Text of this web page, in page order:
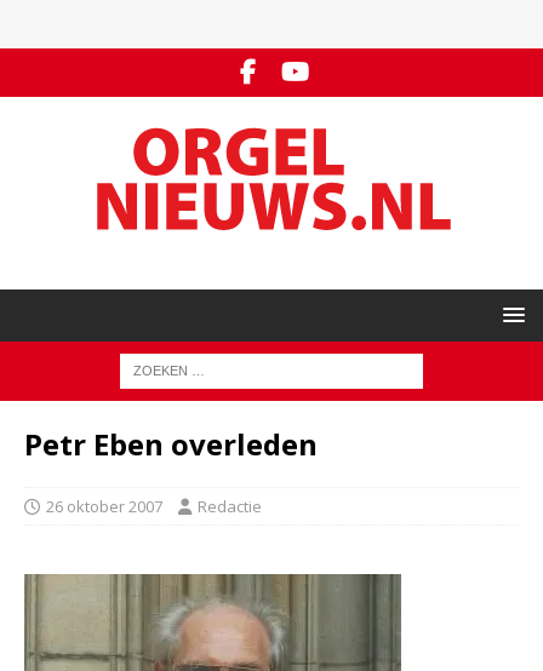
Petr Eben overleden
26 oktober 2007 Redactie